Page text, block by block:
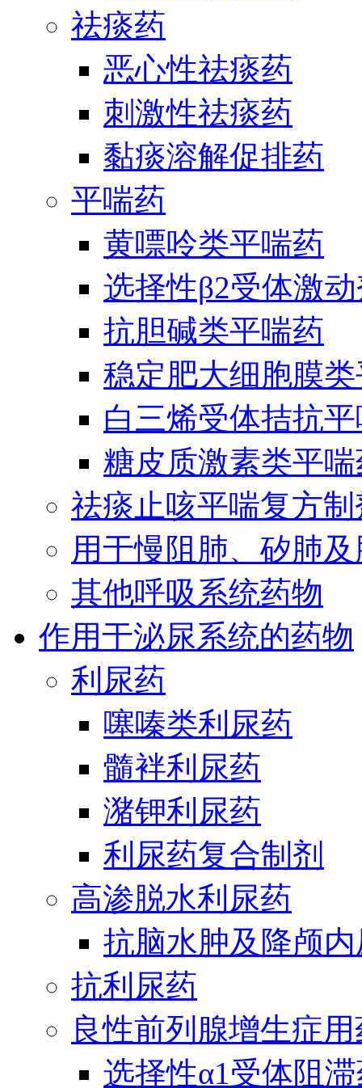
祛痰药
恶心性祛痰药
刺激性祛痰药
黏痰溶解促排药
平喘药
黄嘌呤类平喘药
选择性β2受体激
抗胆碱类平喘药
稳定肥大细胞膜
白三烯受体拮抗
糖皮质激素类平
祛痰止咳平喘复方制
用于慢阻肺、矽肺
其他呼吸系统药物
作用于泌尿系统的药物
利尿药
噻嗪类利尿药
髓袢利尿药
潴钾利尿药
利尿药复合制剂
高渗脱水利尿药
抗脑水肿及降颅
抗利尿药
良性前列腺增生症
选择性α1受体阻